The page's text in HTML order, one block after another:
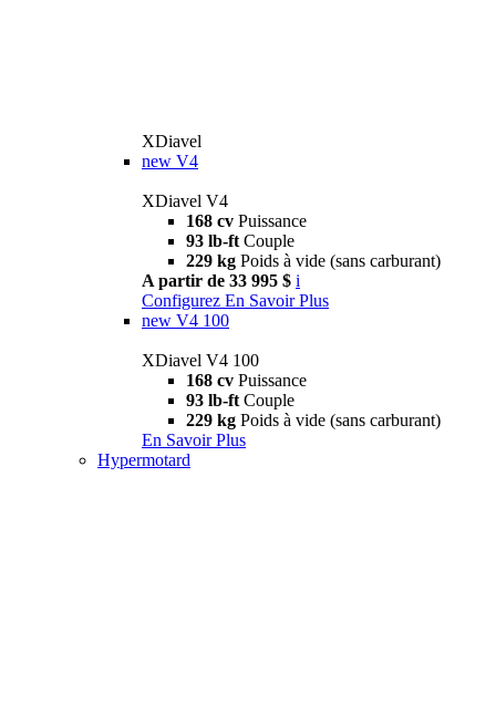
XDiavel
new V4
XDiavel V4
168 cv Puissance
93 lb-ft Couple
229 kg Poids à vide (sans carburant)
A partir de 33 995 $ i
Configurez En Savoir Plus
new V4 100
XDiavel V4 100
168 cv Puissance
93 lb-ft Couple
229 kg Poids à vide (sans carburant)
En Savoir Plus
Hypermotard